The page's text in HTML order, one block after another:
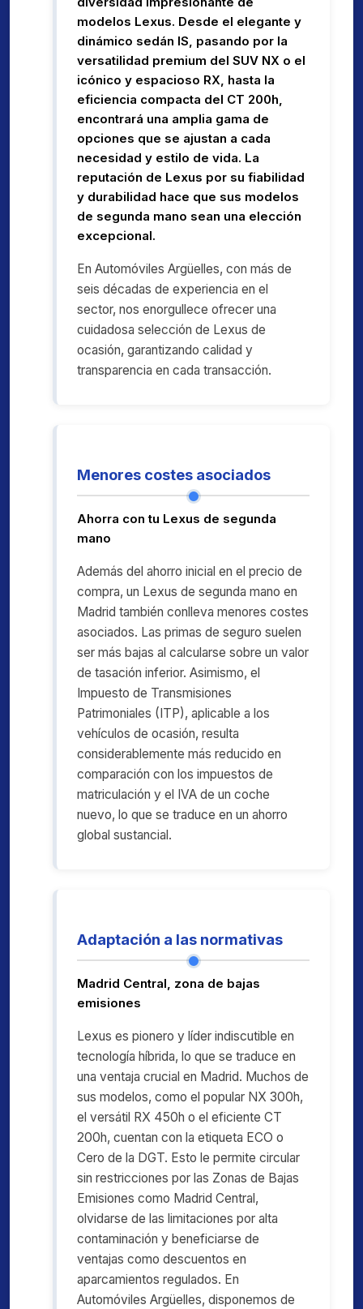
modelos Lexus. Desde el elegante y
dinámico sedán IS, pasando por la
versatilidad premium del SUV NX o el
icónico y espacioso RX, hasta la
eficiencia compacta del CT 200h,
encontrará una amplia gama de
opciones que se ajustan a cada
necesidad y estilo de vida. La
reputación de Lexus por su fiabilidad
y durabilidad hace que sus modelos
de segunda mano sean una elección
excepcional.
En Automóviles Argüelles, con más de
seis décadas de experiencia en el
sector, nos enorgullece ofrecer una
cuidadosa selección de Lexus de
ocasión, garantizando calidad y
transparencia en cada transacción.
Menores costes asociados
Ahorra con tu Lexus de segunda
mano
Además del ahorro inicial en el precio de
compra, un Lexus de segunda mano en
Madrid también conlleva menores costes
asociados. Las primas de seguro suelen
ser más bajas al calcularse sobre un valor
de tasación inferior. Asimismo, el
Impuesto de Transmisiones
Patrimoniales (ITP), aplicable a los
vehículos de ocasión, resulta
considerablemente más reducido en
comparación con los impuestos de
matriculación y el IVA de un coche
nuevo, lo que se traduce en un ahorro
global sustancial.
Adaptación a las normativas
Madrid Central, zona de bajas
emisiones
Lexus es pionero y líder indiscutible en
tecnología híbrida, lo que se traduce en
una ventaja crucial en Madrid. Muchos de
sus modelos, como el popular NX 300h,
el versátil RX 450h o el eficiente CT
200h, cuentan con la etiqueta ECO o
Cero de la DGT. Esto le permite circular
sin restricciones por las Zonas de Bajas
Emisiones como Madrid Central,
olvidarse de las limitaciones por alta
contaminación y beneficiarse de
ventajas como descuentos en
aparcamientos regulados. En
Automóviles Argüelles, disponemos de